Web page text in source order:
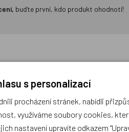
buďte první, kdo produkt ohodnotí!
Topgal PENN 23005 G
s personalizací
procházení stránek, nabídli
využíváme soubory cookies,
nastavení upravíte odkazem